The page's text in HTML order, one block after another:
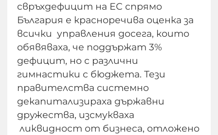
свръхдефицит на ЕС спрямо
България е красноречива оценка за
всички управления досега, които
обявяваха, че поддържат 3%
дефицит, но с различни
гимнастики с бюджета. Тези
правителства системно
декапитализираха държавни
дружества, изсмукваха
ликвидност от бизнеса, отложено